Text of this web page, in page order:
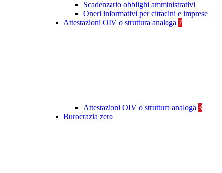
Scadenzario obblighi amministrativi
Oneri informativi per cittadini e imprese
Attestazioni OIV o struttura analoga 7
Attestazioni OIV o struttura analoga 3
Burocrazia zero